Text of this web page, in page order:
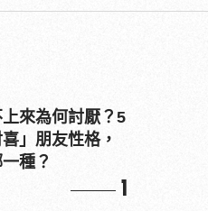
來為何討厭？5
」朋友性格，
種？
1